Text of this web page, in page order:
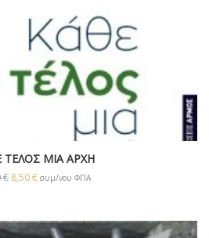
ΤΕΛΟΣ ΜΙΑ ΑΡΧΗ
€ 8,50€ συμ/νου ΦΠΑ